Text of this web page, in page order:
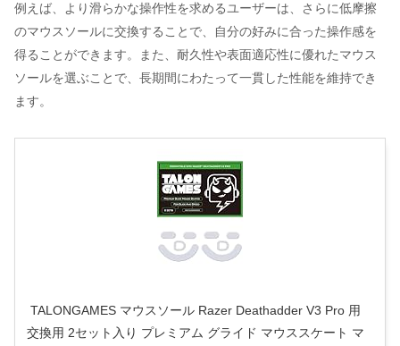
例えば、より滑らかな操作性を求めるユーザーは、さらに低摩擦
のマウスソールに交換することで、自分の好みに合った操作感を
得ることができます。また、耐久性や表面適応性に優れたマウス
ソールを選ぶことで、長期間にわたって一貫した性能を維持でき
ます。
TALONGAMES マウスソール Razer Deathadder V3 Pro 用
交換用 2セット入り プレミアム グライド マウススケート マ